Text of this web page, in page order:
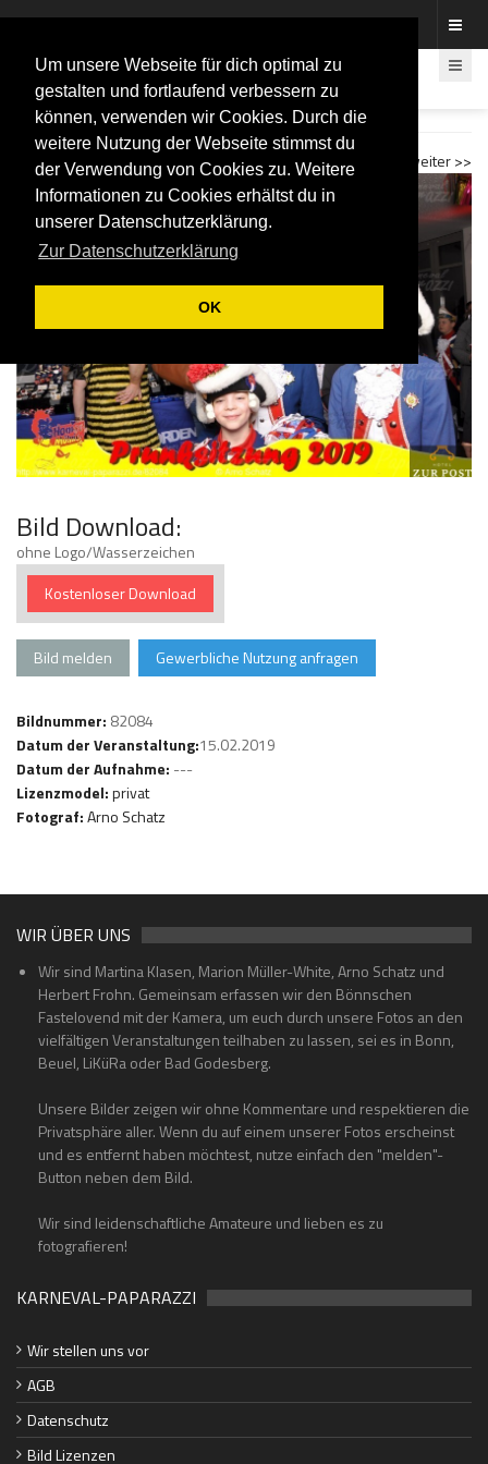
Um unsere Webseite für dich optimal zu
gestalten und fortlaufend verbessern zu
können, verwenden wir Cookies. Durch die
weitere Nutzung der Webseite stimmst du
der Verwendung von Cookies zu. Weitere
Informationen zu Cookies erhältst du in
unserer Datenschutzerklärung.
Zur Datenschutzerklärung
OK
Fotos rund um den Fastelovend
Honigsmöhne 2019 FOTOBOX
weiter >>
<< zurück
Bild Download:
ohne Logo/Wasserzeichen
Kostenloser Download
Bild melden Gewerbliche Nutzung anfragen
Bildnummer: 82084
Datum der Veranstaltung:15.02.2019
Datum der Aufnahme: ---
Lizenzmodel:privat
Fotograf:Arno Schatz
WIR ÜBER UNS
Wir sind Martina Klasen, Marion Müller-White, Arno Schatz und
Herbert Frohn. Gemeinsam erfassen wir den Bönnschen
Fastelovend mit der Kamera, um euch durch unsere Fotos an den
vielfältigen Veranstaltungen teilhaben zu lassen, sei es in Bonn,
Beuel, LiKüRa oder Bad Godesberg.
Unsere Bilder zeigen wir ohne Kommentare und respektieren die
Privatsphäre aller. Wenn du auf einem unserer Fotos erscheinst
und es entfernt haben möchtest, nutze einfach den "melden"-
Button neben dem Bild.
Wir sind leidenschaftliche Amateure und lieben es zu
fotografieren!
KARNEVAL-PAPARAZZI
Wir stellen uns vor
AGB
Datenschutz
Bild Lizenzen